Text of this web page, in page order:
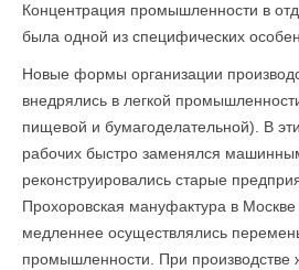
Концентрация промышленности в
была одной из специфических
Новые формы организации
внедрялись в легкой
пищевой и бумагоделательной). В
рабочих быстро заменялся
реконструировались старые
Прохоровская мануфактура в
медленнее осуществлялись
промышленности. При производстве